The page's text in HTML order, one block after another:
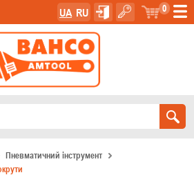
0
UA RU
Пневматичний інструмент